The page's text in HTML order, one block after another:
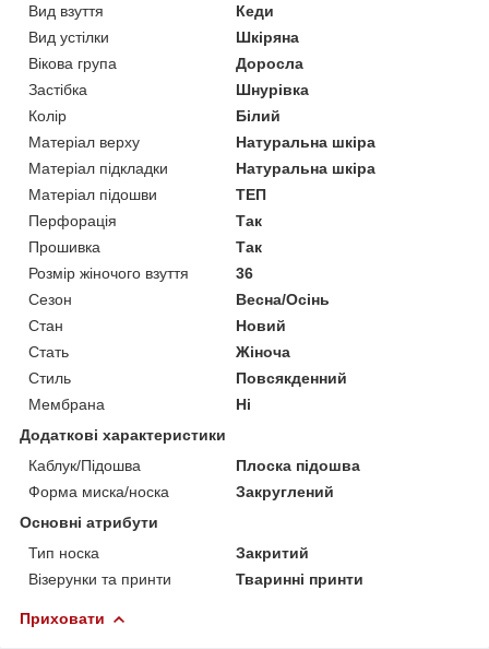
Вид взуття
Кеди
Вид устілки
Шкіряна
Вікова група
Доросла
Застібка
Шнурівка
Колір
Білий
Матеріал верху
Натуральна шкіра
Матеріал підкладки
Натуральна шкіра
Матеріал підошви
ТЕП
Перфорація
Так
Прошивка
Так
Розмір жіночого взуття
36
Сезон
Весна/Осінь
Стан
Новий
Стать
Жіноча
Стиль
Повсякденний
Мембрана
Ні
Додаткові характеристики
Каблук/Підошва
Плоска підошва
Форма миска/носка
Закруглений
Основні атрибути
Тип носка
Закритий
Візерунки та принти
Тваринні принти
Приховати